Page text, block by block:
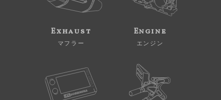
Exhaust
マフラー
Engine
エンジン